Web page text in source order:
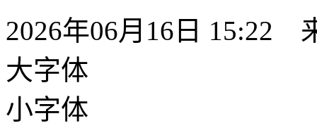
2026年06月16日 15:22
大字体
小字体